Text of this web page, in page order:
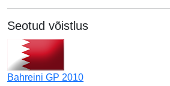
Seotud võistlus
Bahreini GP 2010